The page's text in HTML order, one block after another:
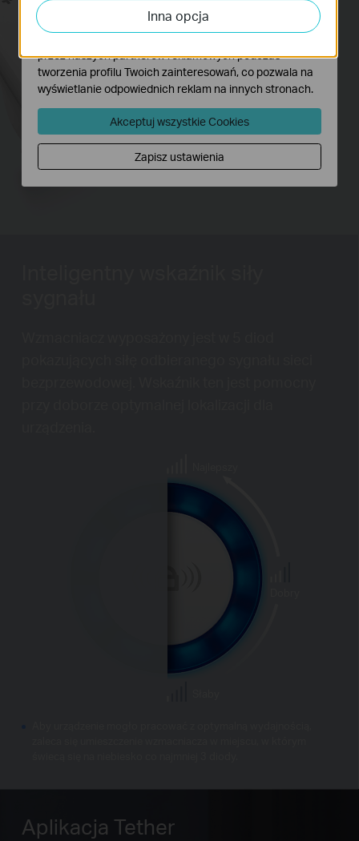
Laptop Tablet Smartfon
Smart TV Konsole do
gier
PC
300
Mb/s
Aplikacja Tether
Inna opcja
dostosowanie wyświetlanych treści.
przez naszych partnerów reklamowych podczas
tworzenia profilu Twoich zainteresowań, co pozwala na
wyświetlanie odpowiednich reklam na innych stronach.
Akceptuj wszystkie Cookies
Zapisz ustawienia